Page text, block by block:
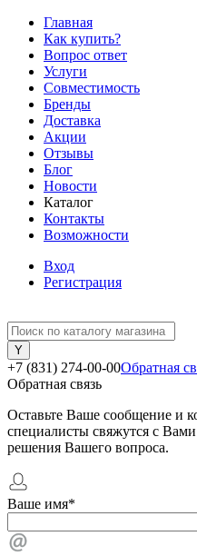
Главная
Как купить?
Вопрос ответ
Услуги
Совместимость
Бренды
Доставка
Акции
Отзывы
Блог
Новости
Каталог
Контакты
Возможности
Вход
Регистрация
+7 (831) 274-00-00Обратная
Обратная связь
Оставьте Ваше сообщение и
специалисты свяжутся с
решения Вашего вопроса.
Ваше имя*